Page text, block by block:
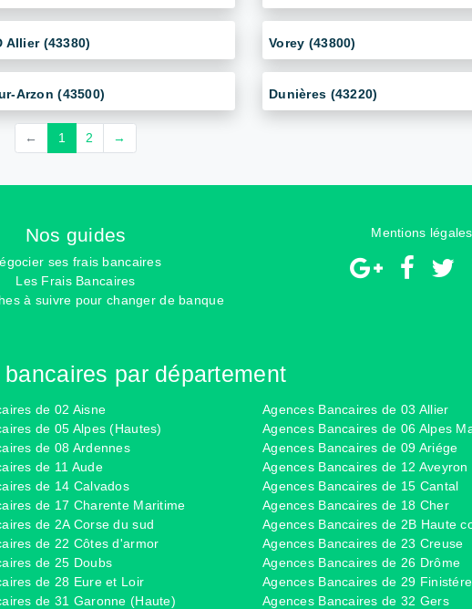
Allier (43380) Vorey (43800)
Arzon (43500) Dunières (43220)
← 1 2 →
Nos guides
ses frais bancaires
Les Frais Bancaires
à suivre pour changer de banque
Mentions légales
par département
de 02 Aisne
Agences Bancaires de 03 Allier
de 05 Alpes (Hautes)
Agences Bancaires de 06 Alpes
de 08 Ardennes
Agences Bancaires de 09 Ariége
de 11 Aude
Agences Bancaires de 12 Aveyron
de 14 Calvados
Agences Bancaires de 15 Cantal
de 17 Charente Maritime
Agences Bancaires de 18 Cher
de 2A Corse du sud
Agences Bancaires de 2B Haute
de 22 Côtes d'armor
Agences Bancaires de 23 Creuse
de 25 Doubs
Agences Bancaires de 26 Drôme
de 28 Eure et Loir
Agences Bancaires de 29 Finistére
de 31 Garonne (Haute)
Agences Bancaires de 32 Gers